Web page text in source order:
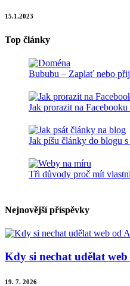
15.1.2023
Top články
Bububu – Zaplať nebo
Jak prorazit na
Jak píšu články do blogu
Tři důvody proč mít
Nejnovější příspěvky
Kdy si nechat udělat
19. 7. 2026